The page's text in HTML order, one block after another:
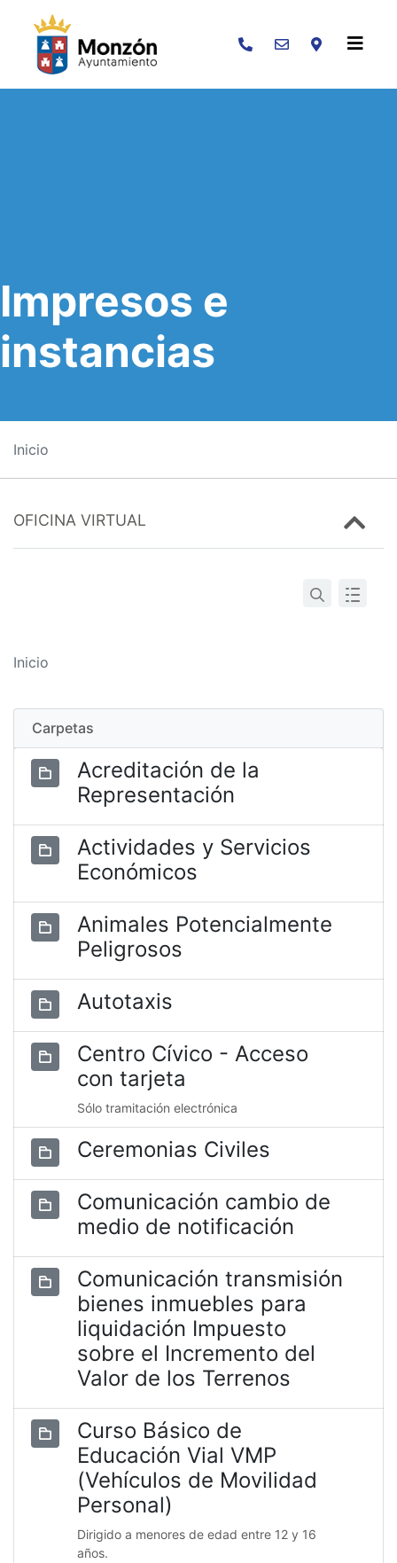
Buscar
Impresos e
instancias
Inicio
OFICINA VIRTUAL
Inicio
Carpetas
Acreditación de la
Representación
Actividades y Servicios
Económicos
Animales Potencialmente
Peligrosos
Autotaxis
Centro Cívico - Acceso
con tarjeta
Sólo tramitación electrónica
Ceremonias Civiles
Comunicación cambio de
medio de notificación
Comunicación transmisión
bienes inmuebles para
liquidación Impuesto
sobre el Incremento del
Valor de los Terrenos
Curso Básico de
Educación Vial VMP
(Vehículos de Movilidad
Personal)
Dirigido a menores de edad entre 12 y 16
años.